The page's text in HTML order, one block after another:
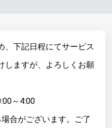
、下記日程にてサービス
しますが、よろしくお願
～4:00
合がございます。ご了